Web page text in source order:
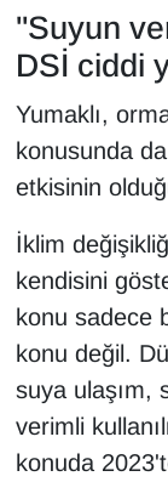
"Suyun
DSİ ciddi
Yumaklı,
konusunda
etkisinin
İklim
kendisini
konu sadece
konu değil.
suya ulaşım,
verimli
konuda
SAĞLIK
Seri İlan
Sinema -
SPOR
TEBRİK
Turizm